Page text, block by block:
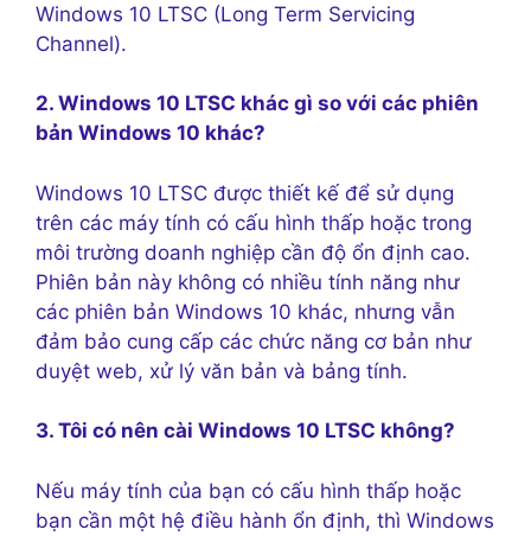
Windows 10 LTSC (Long Term Servicing
Channel).
2. Windows 10 LTSC khác gì so với các phiên
bản Windows 10 khác?
Windows 10 LTSC được thiết kế để sử dụng
trên các máy tính có cấu hình thấp hoặc trong
môi trường doanh nghiệp cần độ ổn định cao.
Phiên bản này không có nhiều tính năng như
các phiên bản Windows 10 khác, nhưng vẫn
đảm bảo cung cấp các chức năng cơ bản như
duyệt web, xử lý văn bản và bảng tính.
3. Tôi có nên cài Windows 10 LTSC không?
Nếu máy tính của bạn có cấu hình thấp hoặc
bạn cần một hệ điều hành ổn định, thì Windows